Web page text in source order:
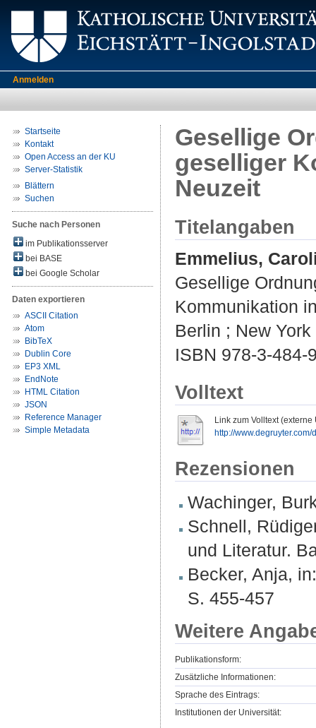
Anmelden
Startseite
Kontakt
Open Access an der KU
Server-Statistik
Blättern
Suchen
Suche nach Personen
im Publikationsserver
bei BASE
bei Google Scholar
Daten exportieren
ASCII Citation
Atom
BibTeX
Dublin Core
EP3 XML
EndNote
HTML Citation
JSON
Reference Manager
Simple Metadata
Gesellige
geselliger
Neuzeit
Titelangaben
Emmelius,
Gesellige
Kommunikation
Berlin ; New
ISBN 978-3-484-
Volltext
Link zum Volltext (externe
http://
Rezensionen
Wachinger,
Schnell,
und Literatur.
Becker, Anja,
S. 455-457
Weitere
Publikationsform:
Zusätzliche Informationen:
Sprache des Eintrags:
Institutionen der Universität: